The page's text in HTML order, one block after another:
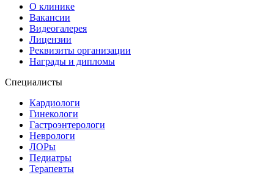
О клинике
Вакансии
Видеогалерея
Лицензии
Реквизиты организации
Награды и дипломы
Специалисты
Кардиологи
Гинекологи
Гастроэнтерологи
Неврологи
ЛОРы
Педиатры
Терапевты